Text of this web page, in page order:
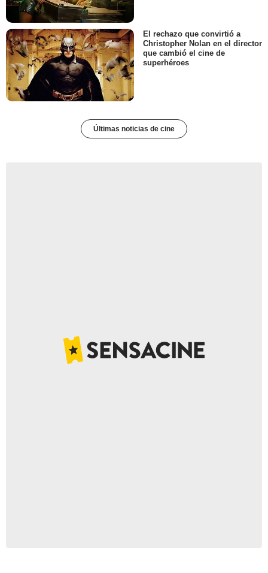
El rechazo que convirtió a
Christopher Nolan en el director
que cambió el cine de
superhéroes
Últimas noticias de cine